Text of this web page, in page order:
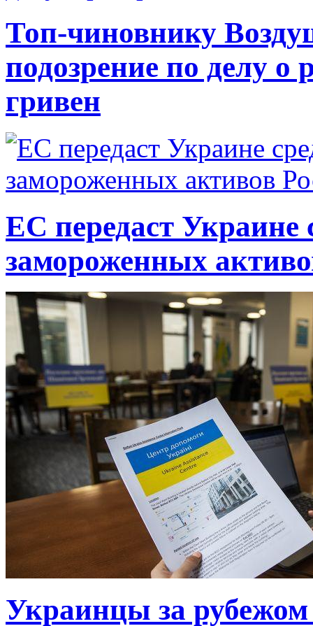
Топ-чиновнику
подозрение по делу о
гривен
ЕС передаст Украине
замороженных
Украинцы за рубежом